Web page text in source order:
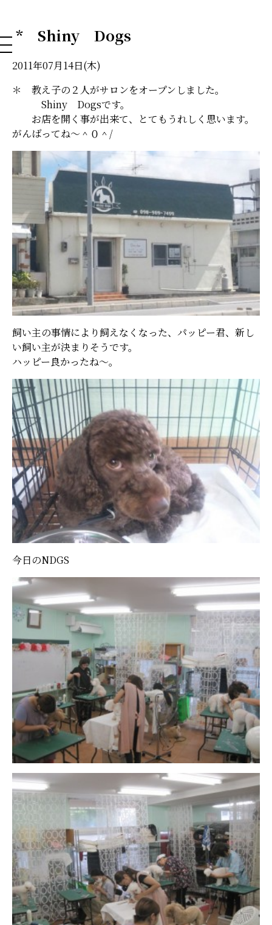
* Shiny Dogs
2011年07月14日(木)
＊ 教え子の２人がサロンをオープンしました。
Shiny Dogsです。
お店を開く事が出来て、とてもうれしく思います。
がんばってね～＾０＾/
飼い主の事情により飼えなくなった、パッピー君、新し
い飼い主が決まりそうです。
ハッピー良かったね～。
今日のNDGS